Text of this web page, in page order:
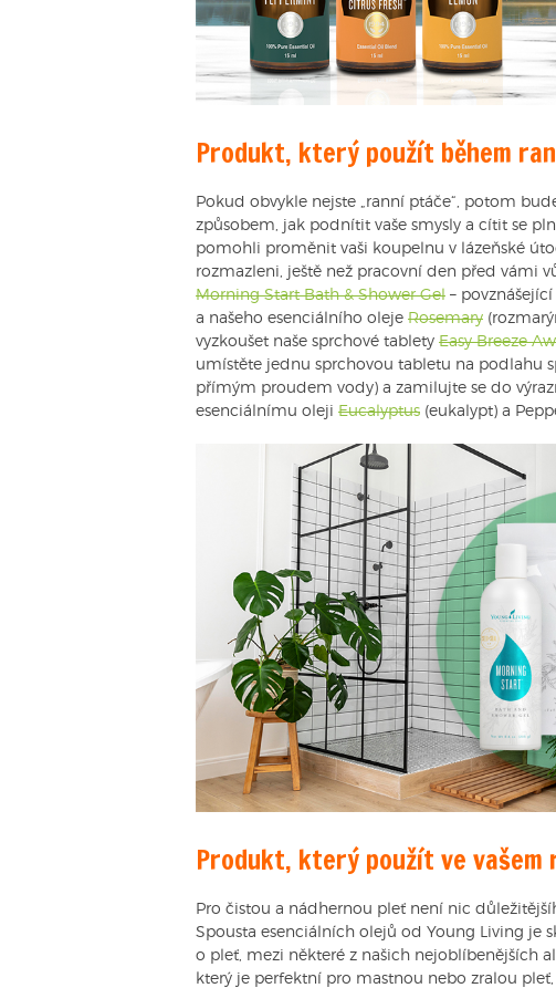
Produkt, který použít během
Pokud obvykle nejste „ranní ptáče“, potom
způsobem, jak podnítit vaše smysly a cítit se
pomohli proměnit vaši koupelnu v lázeňské
rozmazleni, ještě než pracovní den před vámi
Morning Start Bath & Shower Gel –
a našeho esenciálního oleje Rosemary
vyzkoušet naše sprchové tablety Easy Breeze
umístěte jednu sprchovou tabletu na podlahu
přímým proudem vody) a zamilujte se do
esenciálnímu oleji Eucalyptus (eukalypt) a
Produkt, který použít ve vašem
Pro čistou a nádhernou pleť není nic
Spousta esenciálních olejů od Young Living je
o pleť, mezi některé z našich nejoblíbenějších
který je perfektní pro mastnou nebo zralou